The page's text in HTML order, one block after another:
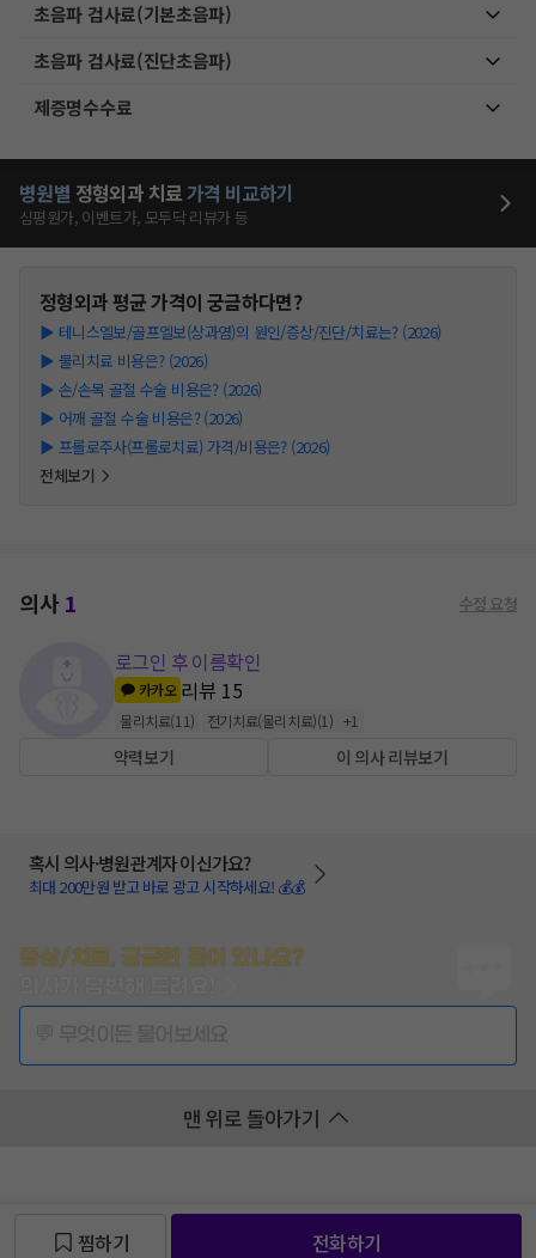
초음파 검사료(기본초음파)
초음파 검사료(진단초음파)
제증명수수료
병원별 정형외과 치료가격 비교하기
심평원가, 이벤트가, 모두닥 리뷰가 등
정형외과평균 가격이 궁금하다면?
▶ 테니스엘보/골프엘보(상과염)의 원인/증상/진단/치료는? (2026)
▶ 물리치료 비용은? (2026)
▶ 손/손목 골절 수술 비용은? (2026)
▶ 어깨 골절 수술 비용은? (2026)
▶ 프롤로주사(프롤로치료) 가격/비용은? (2026)
전체보기
의사1 수정 요청
로그인 후 이름확인
카카오 리뷰 15
물리치료(11) 전기치료(물리치료)(1 ) +1
약력보기 이 의사 리뷰보기
혹시 의사·병원관계자 이신가요?
최대 200만원 받고 바로 광고 시작하세요! 💰💰
증상/치료, 궁금한 점이 있나요?
맨 위로 돌아가기
찜하기 전화하기